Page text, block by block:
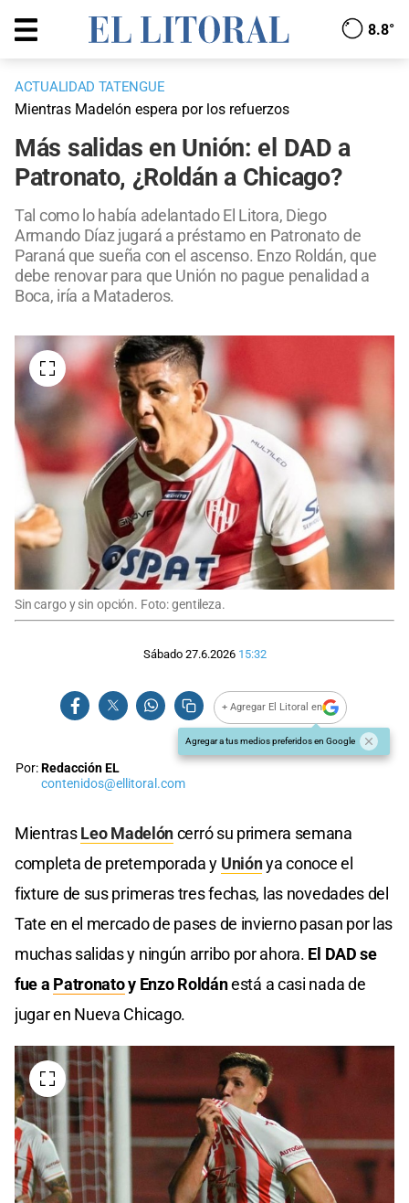
8.8°
ACTUALIDAD TATENGUE
Mientras Madelón espera por los refuerzos
Más salidas en Unión: el DAD a
Patronato, ¿Roldán a Chicago?
Tal como lo había adelantado El Litora, Diego
Armando Díaz jugará a préstamo en Patronato de
Paraná que sueña con el ascenso. Enzo Roldán, que
debe renovar para que Unión no pague penalidad a
Boca, iría a Mataderos.
Sin cargo y sin opción. Foto: gentileza.
Sábado 27.6.2026 15:32
+ Agregar El Litoral en
Agregar a tus medios preferidos en Google
Por:Redacción EL
contenidos@ellitoral.com
MientrasLeo Madelóncerró su primera semana
completa de pretemporada y Uniónya conoce el
fixture de sus primeras tres fechas, las novedades del
Tate en el mercado de pases de invierno pasan por las
muchas salidas y ningún arribo por ahora. El DAD se
fue a Patronatoy Enzo Roldánestá a casi nada de
jugar en Nueva Chicago.